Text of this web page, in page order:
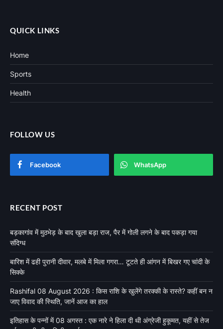
QUICK LINKS
Home
Sports
Health
FOLLOW US
Facebook WhatsApp
RECENT POST
बड़कागांव में मुठभेड़ के बाद खुला बड़ा राज, पैर में गोली लगने के बाद पकड़ा गया
संदिग्ध
बारिश में ढही पुरानी दीवार, मलबे में मिला गगरा… टूटते ही आंगन में बिखर गए चांदी के
सिक्के
Rashifal 08 August 2026 : किस राशि के खुलेंगे तरक्की के रास्ते? कहीं बन न
जाए विवाद की स्थिति, जानें आज का हाल
इतिहास के पन्नों में 08 अगस्त : एक नारे ने हिला दी थी अंग्रेजी हुकूमत, यहीं से तेज